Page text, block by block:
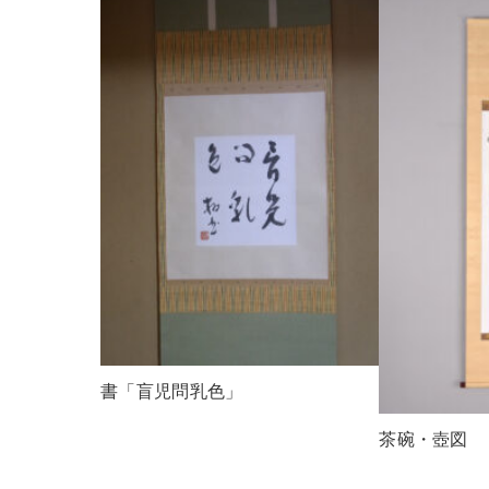
書「盲児問乳色」
茶碗・壺図